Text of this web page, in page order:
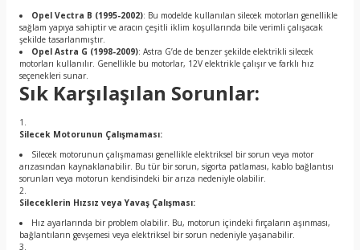
Opel Vectra B (1995-2002): Bu modelde kullanılan silecek motorları genellikle
sağlam yapıya sahiptir ve aracın çeşitli iklim koşullarında bile verimli çalışacak
şekilde tasarlanmıştır.
Opel Astra G (1998-2009): Astra G’de de benzer şekilde elektrikli silecek
motorları kullanılır. Genellikle bu motorlar, 12V elektrikle çalışır ve farklı hız
seçenekleri sunar.
Sık Karşılaşılan Sorunlar:
Silecek Motorunun Çalışmaması:
Silecek motorunun çalışmaması genellikle elektriksel bir sorun veya motor
arızasından kaynaklanabilir. Bu tür bir sorun, sigorta patlaması, kablo bağlantısı
sorunları veya motorun kendisindeki bir arıza nedeniyle olabilir.
Sileceklerin Hızsız veya Yavaş Çalışması:
Hız ayarlarında bir problem olabilir. Bu, motorun içindeki fırçaların aşınması,
bağlantıların gevşemesi veya elektriksel bir sorun nedeniyle yaşanabilir.